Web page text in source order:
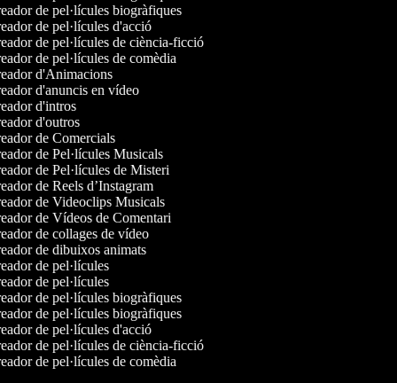
de pel·lícules biogràfiques
de pel·lícules d'acció
de pel·lícules de ciència-ficció
de pel·lícules de comèdia
d'Animacions
d'anuncis en vídeo
d'intros
d'outros
de Comercials
de Pel·lícules Musicals
de Pel·lícules de Misteri
de Reels d’Instagram
de Videoclips Musicals
de Vídeos de Comentari
de collages de vídeo
de dibuixos animats
de pel·lícules
de pel·lícules
de pel·lícules biogràfiques
de pel·lícules biogràfiques
de pel·lícules d'acció
de pel·lícules de ciència-ficció
de pel·lícules de comèdia